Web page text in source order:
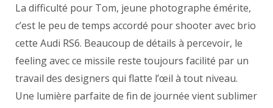
La difficulté pour Tom, jeune photographe émérite,
c’est le peu de temps accordé pour shooter avec brio
cette Audi RS6. Beaucoup de détails à percevoir, le
feeling avec ce missile reste toujours facilité par un
travail des designers qui flatte l’œil à tout niveau.
Une lumière parfaite de fin de journée vient sublimer